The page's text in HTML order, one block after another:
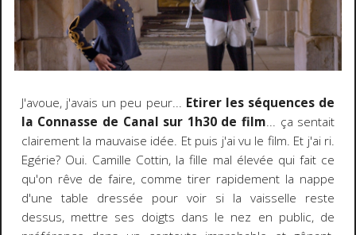
J'avoue, j'avais un peu peur... Etirer les séquences de
la Connasse de Canal sur 1h30 de film... ça sentait
clairement la mauvaise idée. Et puis j'ai vu le film. Et j'ai ri.
Egérie? Oui. Camille Cottin, la fille mal élevée qui fait ce
qu'on rêve de faire, comme tirer rapidement la nappe
d'une table dressée pour voir si la vaisselle reste
dessus, mettre ses doigts dans le nez en public, de